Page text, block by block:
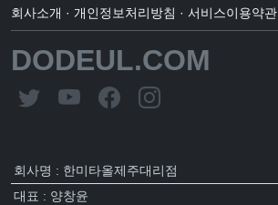
회사소개 · 개인정보처리방침 · 서비스이용약관
DODEUL.COM
회사명 : 한미타올제주대리점
대표 : 양창윤